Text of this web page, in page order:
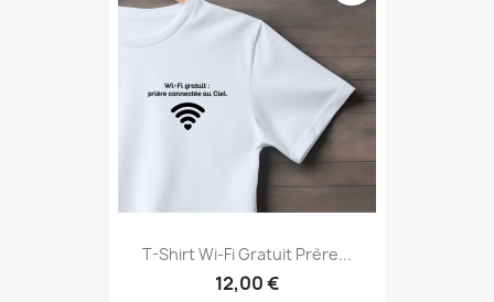
T-Shirt Wi-Fi Gratuit Prère...
12,00 €